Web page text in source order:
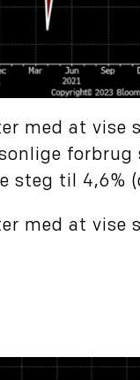
med at vise
forbrug
steg til 4,6%
med at vise